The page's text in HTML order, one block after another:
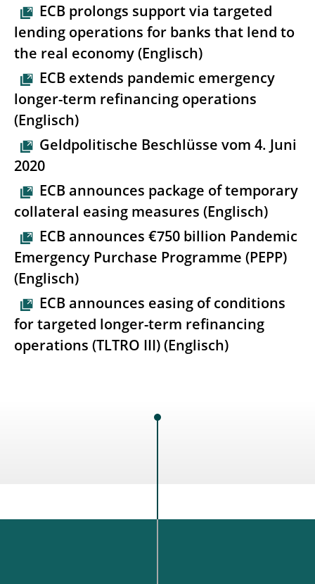
ECB prolongs support via targeted
lending operations for banks that lend to
the real economy (Englisch)
ECB extends pandemic emergency
longer-term refinancing operations
(Englisch)
Geldpolitische Beschlüsse vom 4. Juni
2020
ECB announces package of temporary
collateral easing measures (Englisch)
ECB announces €750 billion Pandemic
Emergency Purchase Programme (PEPP)
(Englisch)
ECB announces easing of conditions
for targeted longer-term refinancing
operations (TLTRO III) (Englisch)